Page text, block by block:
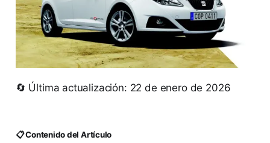
🔄 Última actualización: 22 de enero de 2026
📋 Contenido del Artículo